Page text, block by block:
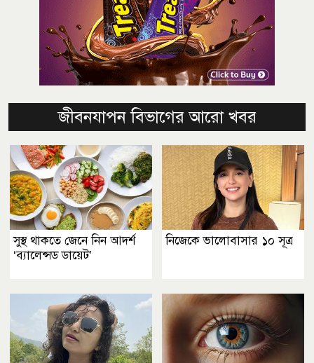
জীবনযাপন বিভাগের আরো খবর
সুস্থ থাকতে জেনে নিন আদর্শ
‘ব্যালেন্সড ডায়েট’
নিজেকে ভালোবাসার ১০ সূত্র